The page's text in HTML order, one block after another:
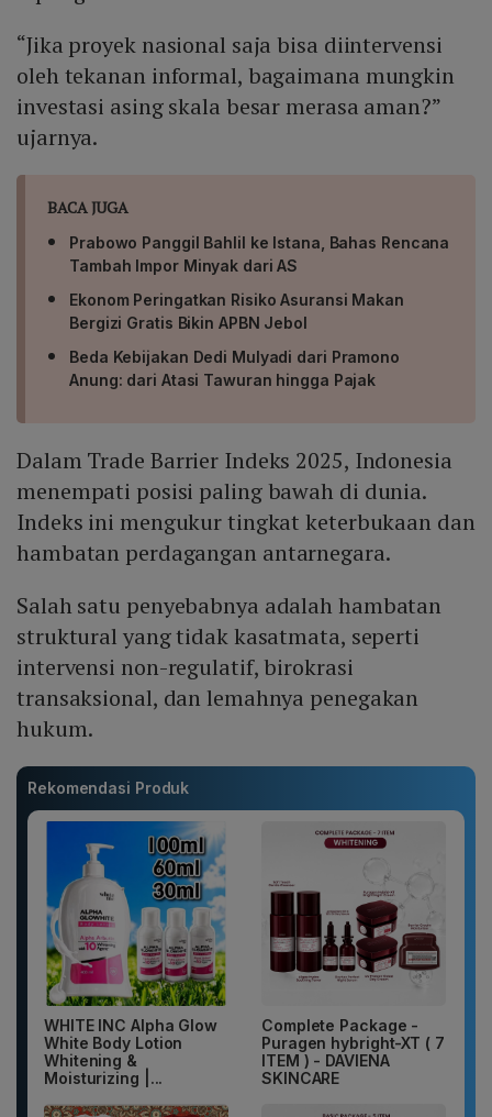
“Jika proyek nasional saja bisa diintervensi
oleh tekanan informal, bagaimana mungkin
investasi asing skala besar merasa aman?”
ujarnya.
BACA JUGA
Prabowo Panggil Bahlil ke Istana, Bahas Rencana
Tambah Impor Minyak dari AS
Ekonom Peringatkan Risiko Asuransi Makan
Bergizi Gratis Bikin APBN Jebol
Beda Kebijakan Dedi Mulyadi dari Pramono
Anung: dari Atasi Tawuran hingga Pajak
Dalam Trade Barrier Indeks 2025, Indonesia
menempati posisi paling bawah di dunia.
Indeks ini mengukur tingkat keterbukaan dan
hambatan perdagangan antarnegara.
Salah satu penyebabnya adalah hambatan
struktural yang tidak kasatmata, seperti
intervensi non-regulatif, birokrasi
transaksional, dan lemahnya penegakan
hukum.
Rekomendasi Produk
WHITE INC Alpha Glow
White Body Lotion
Whitening &
Moisturizing |...
Complete Package -
Puragen hybright-XT ( 7
ITEM ) - DAVIENA
SKINCARE